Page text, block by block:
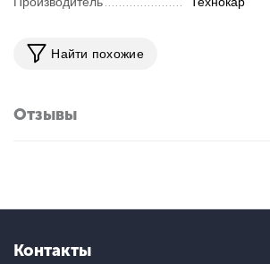
Найти похожие
Отзывы
Контакты